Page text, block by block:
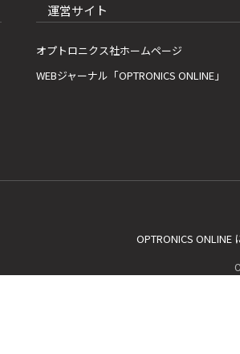
運営サイト
オプトロニクス社ホームページ
WEBジャーナル「OPTRONICS ONLINE」
OPTRONICS ONLINE